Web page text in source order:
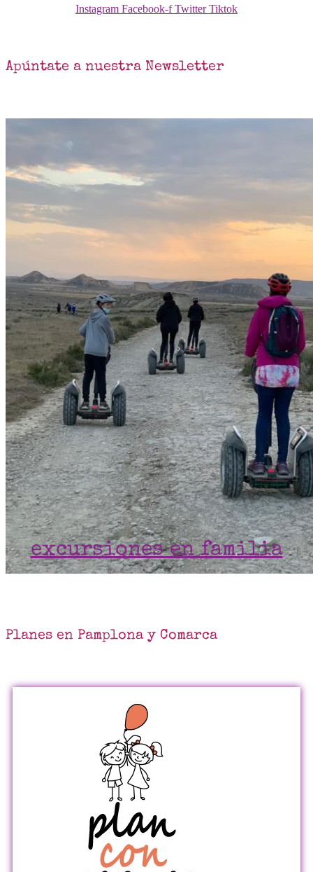
Instagram Facebook-f Twitter Tiktok
Apúntate a nuestra Newsletter
excursiones en familia
Planes en Pamplona y Comarca